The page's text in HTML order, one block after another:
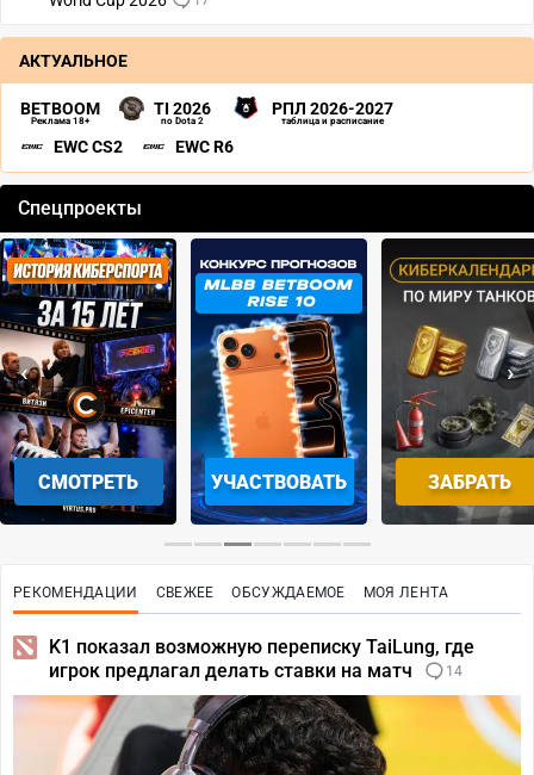
АКТУАЛЬНОЕ
BETBOOM
Реклама 18+
TI 2026
по Dota 2
РПЛ 2026-2027
таблица и расписание
EWC CS2 EWC R6
Спецпроекты
СМОТРЕТЬ УЧАСТВОВАТЬ ЗАБРАТЬ
‹ ›
РЕКОМЕНДАЦИИ СВЕЖЕЕ ОБСУЖДАЕМОЕ МОЯ ЛЕНТА
K1 показал возможную переписку TaiLung, где
игрок предлагал делать ставки на матч
14